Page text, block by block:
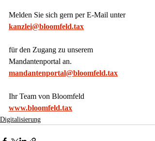
Melden Sie sich gern per E-Mail unter
kanzlei@bloomfeld.tax
für den Zugang zu unserem
Mandantenportal an.
mandantenportal@bloomfeld.tax
Ihr Team von Bloomfeld
www.bloomfeld.tax
Digitalisierung